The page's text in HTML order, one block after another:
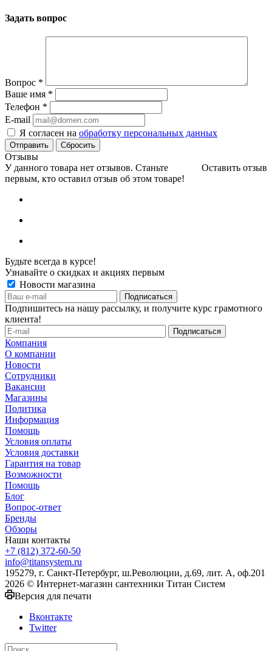
Задать вопрос
Вопрос *
Ваше имя *
Телефон *
E-mail
Я согласен на обработку персональных данных
Сбросить
Отзывы
Оставить отзыв
У данного товара нет отзывов. Станьте
первым, кто оставил отзыв об этом товаре!
Будьте всегда в курсе!
Узнавайте о скидках и акциях первым
Новости магазина
Подпишитесь на нашу рассылку, и получите курс грамотного
клиента!
Компания
О компании
Новости
Сотрудники
Вакансии
Магазины
Политика
Информация
Помощь
Условия оплаты
Условия доставки
Гарантия на товар
Возможности
Помощь
Блог
Вопрос-ответ
Бренды
Обзоры
Наши контакты
+7 (812) 372-60-50
info@titansystem.ru
195279, г. Санкт-Петербург, ш.Революции, д.69, лит. А, оф.201
2026 © Интернет-магазин сантехники Титан Систем
Версия для печати
Вконтакте
Twitter